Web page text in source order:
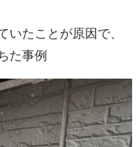
いたことが原因で、
た事例